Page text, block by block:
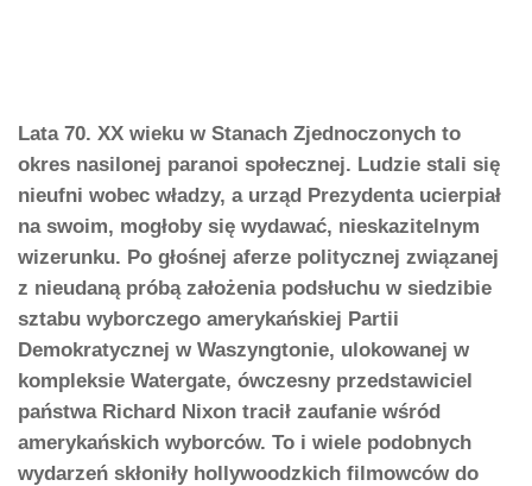
Lata 70. XX wieku w Stanach Zjednoczonych to
okres nasilonej paranoi społecznej. Ludzie stali się
nieufni wobec władzy, a urząd Prezydenta ucierpiał
na swoim, mogłoby się wydawać, nieskazitelnym
wizerunku. Po głośnej aferze politycznej związanej
z nieudaną próbą założenia podsłuchu w siedzibie
sztabu wyborczego amerykańskiej Partii
Demokratycznej w Waszyngtonie, ulokowanej w
kompleksie Watergate, ówczesny przedstawiciel
państwa Richard Nixon tracił zaufanie wśród
amerykańskich wyborców. To i wiele podobnych
wydarzeń skłoniły hollywoodzkich filmowców do